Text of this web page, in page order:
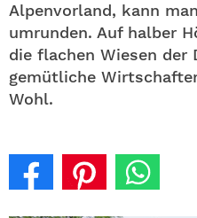
Alpenvorland, kann
umrunden. Auf halber
die flachen Wiesen der
gemütliche
Wohl.